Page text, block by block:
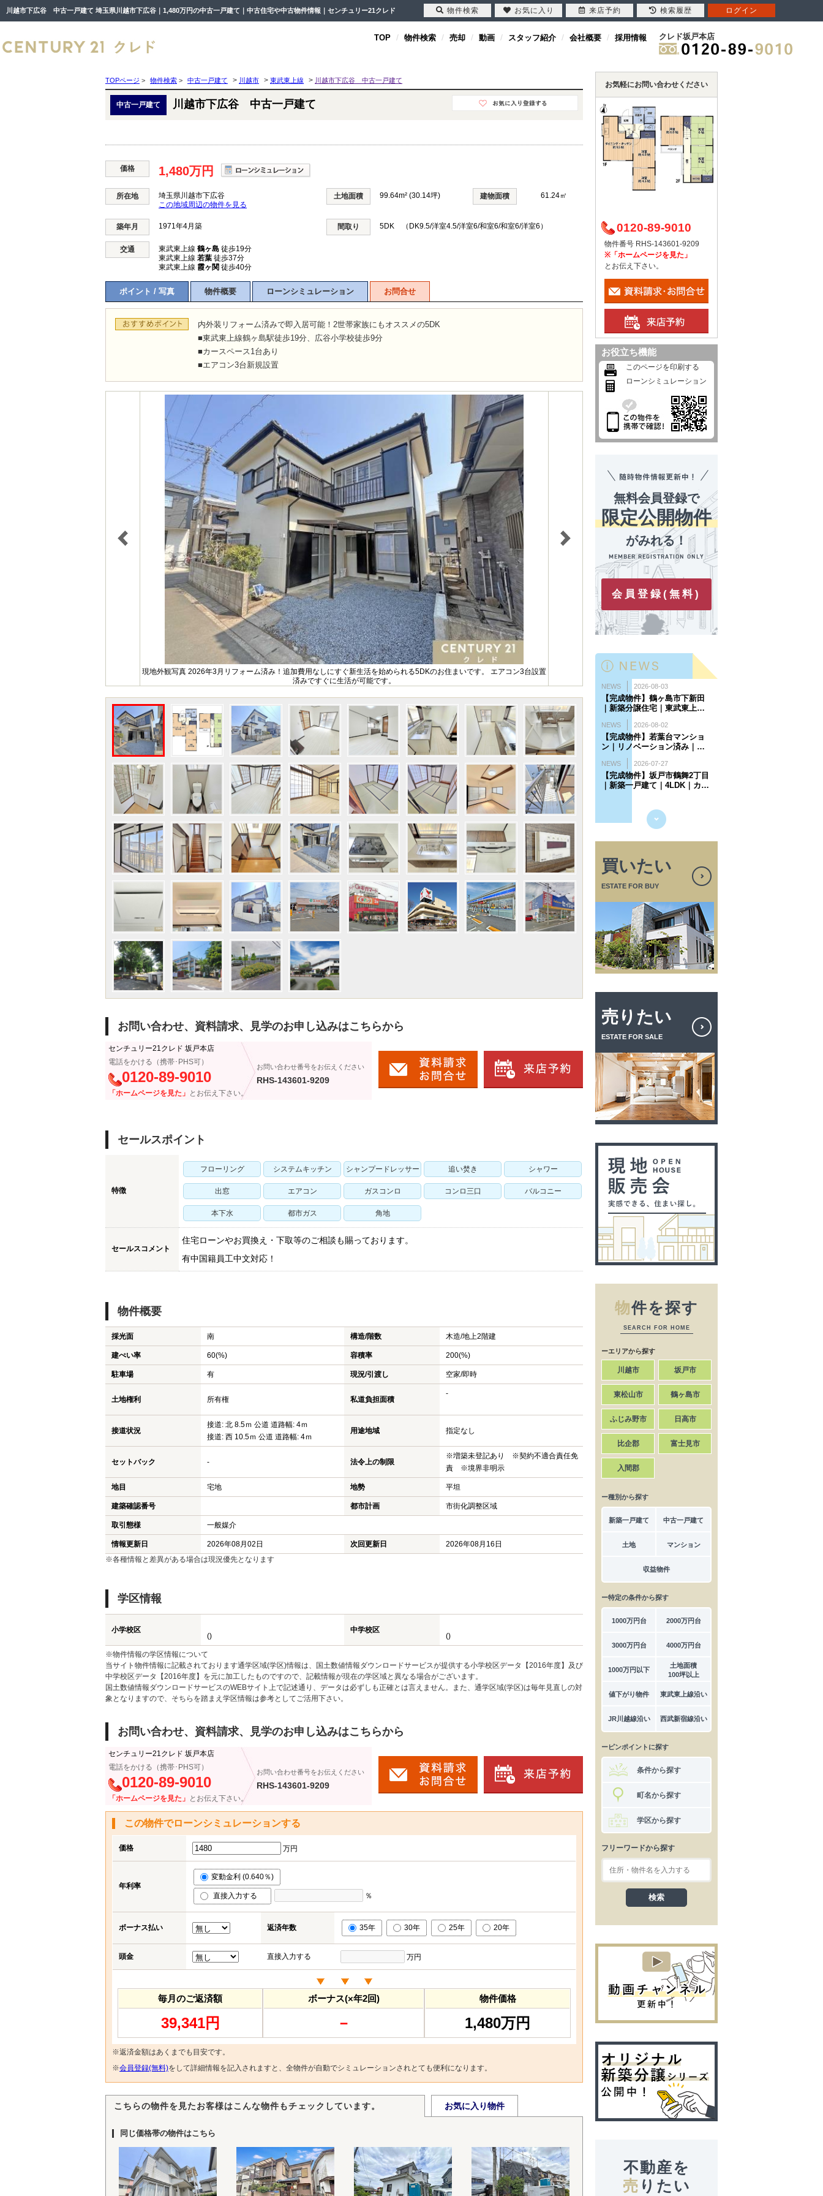
川越市下広谷 中古一戸建て 埼玉県川越市下広谷｜1,480万円の中古一戸建て｜中古住宅や中古物件情報｜センチュリー21クレド
TOP 物件検索 売却 動画 スタッフ紹介 会社概要 採用情報 クレド坂戸本店
TOPページ > 物件検索 > 中古一戸建て > 川越市 > 東武東上線 > 川越市下広谷 中古一戸建て
中古一戸建て 川越市下広谷 中古一戸建て
価格 1,480万円
所在地
埼玉県川越市下広谷
この地域周辺の物件を見る
土地面積 99.64m² (30.14坪) 建物面積 61.24㎡
築年月 1971年4月築 間取り 5DK （DK9.5/洋室4.5/洋室6/和室6/和室6/洋室6）
交通 東武東上線 鶴ヶ島 徒歩19分
東武東上線 若葉 徒歩37分
東武東上線 霞ヶ関 徒歩40分
ポイント / 写真 物件概要 ローンシミュレーション お問合せ
内外装リフォーム済みで即入居可能！2世帯家族にもオススメの5DK
■東武東上線鶴ヶ島駅徒歩19分、広谷小学校徒歩9分
■カースペース1台あり
■エアコン3台新規設置
現地外観写真 2026年3月リフォーム済み！追加費用なしにすぐ新生活を始められる5DKのお住まいです。 エアコン3台設置
済みですぐに生活が可能です。
お問い合わせ、資料請求、見学のお申し込みはこちらから
センチュリー21クレド 坂戸本店
電話をかける（携帯･PHS可）
0120-89-9010
「ホームページを見た」 とお伝え下さい。
お問い合わせ番号をお伝えください
RHS-143601-9209
セールスポイント
特徴
フローリング システムキッチン シャンプードレッサー 追い焚き シャワー
出窓 エアコン ガスコンロ コンロ三口 バルコニー
本下水 都市ガス 角地
セールスコメント
住宅ローンやお買換え・下取等のご相談も賜っております。
有中国籍員工中文対応！
物件概要
採光面 南 構造/階数 木造/地上2階建
建ぺい率 60(%) 容積率 200(%)
駐車場 有 現況/引渡し 空家/即時
土地権利 所有権 私道負担面積
-
接道状況
接道: 北 8.5ｍ 公道 道路幅: 4ｍ
接道: 西 10.5ｍ 公道 道路幅: 4ｍ
用途地域 指定なし
セットバック - 法令上の制限
※増築未登記あり ※契約不適合責任免
責 ※境界非明示
地目 宅地 地勢 平坦
建築確認番号 都市計画 市街化調整区域
取引態様 一般媒介
情報更新日 2026年08月02日 次回更新日
2026年08月16日
※各種情報と差異がある場合は現況優先となります
学区情報
小学校区
()
中学校区
()
※物件情報の学区情報について
当サイト物件情報に記載されております通学区域(学区)情報は、国土数値情報ダウンロードサービスが提供する小学校区データ【2016年度】及び
中学校区データ【2016年度】を元に加工したものですので、記載情報が現在の学区域と異なる場合がございます。
国土数値情報ダウンロードサービスのWEBサイト上で記述通り、データは必ずしも正確とは言えません。また、通学区域(学区)は毎年見直しの対
象となりますので、そちらを踏まえ学区情報は参考としてご活用下さい。
お問い合わせ、資料請求、見学のお申し込みはこちらから
センチュリー21クレド 坂戸本店
電話をかける（携帯･PHS可）
0120-89-9010
「ホームページを見た」 とお伝え下さい。
お問い合わせ番号をお伝えください
RHS-143601-9209
この物件でローンシミュレーションする
価格 万円
年利率
変動金利 (0.640％)
直接入力する ％
ボーナス払い 返済年数 35年 30年 25年 20年
頭金 直接入力する 万円
毎月のご返済額
39,341円
ボーナス(×年2回)
－
物件価格
1,480万円
※返済金額はあくまでも目安です。
※会員登録(無料)をして詳細情報を記入されますと、全物件が自動でシミュレーションされとても便利になります。
こちらの物件を見たお客様はこんな物件もチェックしています。 お気に入り物件
同じ価格帯の物件はこちら
お気軽にお問い合わせください
0120-89-9010
物件番号 RHS-143601-9209
※「ホームページを見た」
とお伝え下さい。
お役立ち機能
このページを印刷する
ローンシミュレーション
無料会員登録で
限定公開物件
がみれる！
会員登録(無料)
買いたい
ESTATE FOR BUY
売りたい
ESTATE FOR SALE
物件を探す
SEARCH FOR HOME
ーエリアから探す
川越市 坂戸市
東松山市 鶴ヶ島市
ふじみ野市 日高市
比企郡 富士見市
入間郡
ー種別から探す
新築一戸建て 中古一戸建て
土地 マンション
収益物件
ー特定の条件から探す
1000万円台 2000万円台
3000万円台 4000万円台
1000万円以下
土地面積
100坪以上
値下がり物件 東武東上線沿い
JR川越線沿い 西武新宿線沿い
ーピンポイントに探す
条件から探す
町名から探す
学区から探す
フリーワードから探す
不動産を
売 りたい
物件検索 お気に入り 来店予約 検索履歴 ログイン